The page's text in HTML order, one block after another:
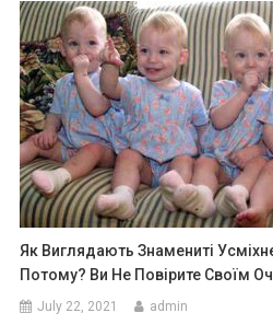
Як Виглядають Знамениті
Потому? Ви Не Повірите Своїм
July 22, 2021 admin